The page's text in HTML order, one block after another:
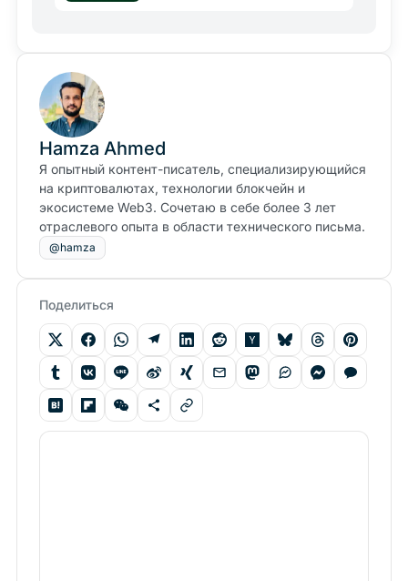
Hamza Ahmed
Я опытный контент-писатель, специализирующийся
на криптовалютах, технологии блокчейн и
экосистеме Web3. Сочетаю в себе более 3 лет
отраслевого опыта в области технического письма.
@hamza
Поделиться